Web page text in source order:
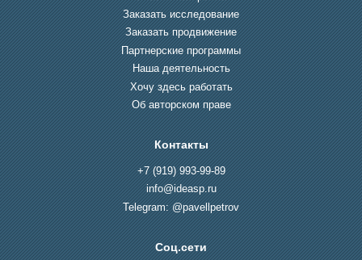
Заказать исследование
Заказать продвижение
Партнерские программы
Наша деятельность
Хочу здесь работать
Об авторском праве
Контакты
+7 (919) 993-99-89
info@ideasp.ru
Telegram: @pavellpetrov
Соц.сети